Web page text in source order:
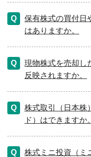
保有株式の買付日
はありますか。
現物株式を売却し
反映されますか。
株式取引（日本株
ド）はできますか。
株式ミニ投資（ミ